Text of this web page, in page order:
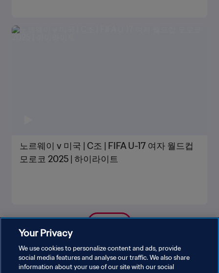
노르웨이 v 미국 | C조 | FIFA U-17 여자 월드컵
모로코 2025 | 하이라이트
Your Privacy
We use cookies to personalize content and ads, provide
social media features and analyse our traffic. We also share
information about your use of our site with our social